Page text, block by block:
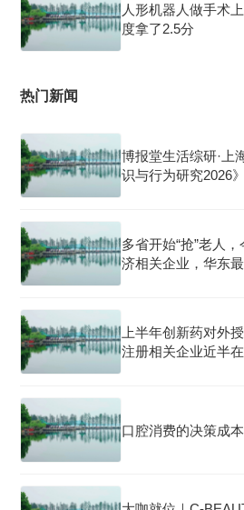
人形机器人做手术
度拿了2.5分
热门新闻
博报堂生活综研·上
识与行为研究2026》
多省开始“抢”老人
济相关企业，华东
上半年创新药对外
注册相关企业近半
口腔消费的决策成